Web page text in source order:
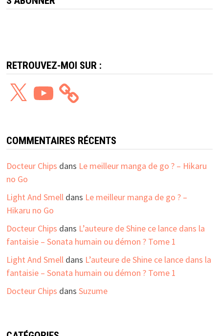
RETROUVEZ-MOI SUR :
YouTube
COMMENTAIRES RÉCENTS
Docteur Chips dans Le meilleur manga de go ? – Hikaru
no Go
Light And Smelldans Le meilleur manga de go ? –
Hikaru no Go
Docteur Chips dans L’auteure de Shine ce lance dans la
fantaisie – Sonata humain ou démon ? Tome 1
Light And Smelldans L’auteure de Shine ce lance dans la
fantaisie – Sonata humain ou démon ? Tome 1
Docteur Chips dans Suzume